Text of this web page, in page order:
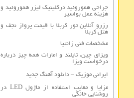
جراحی هموروئید درکلینیک لیزر هموروئید و
هزینه عمل بواسیر
رزرو آنلاین تور کربلا با قیمت پرواز نجف و
هتل کربلا
مشخصات فنی زانتیا
ویزای چین، تایلند و امارات همه چیز درباره
درخواست ویزا
ایرانی موزیک – دانلود آهنگ جدید
مزایا و معایب استفاده از ماژول LED در
روشنایی خانگی